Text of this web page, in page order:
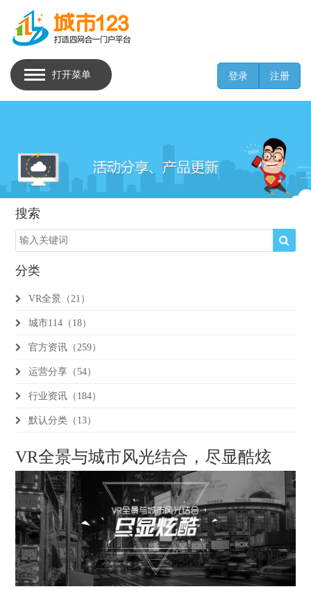
打开菜单 登录 注册
搜索
分类
VR全景（21）
城市114（18）
官方资讯（259）
运营分享（54）
行业资讯（184）
默认分类（13）
VR全景与城市风光结合，尽显酷炫